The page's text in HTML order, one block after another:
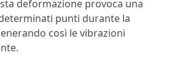
deformazione provoca una
punti durante la
così le vibrazioni